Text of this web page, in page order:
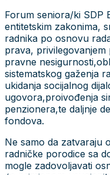
Forum seniora/ki SDP
entitetskim zakonima,
radnika po osnovu
prava, privilegovanjem
pravne
sistematskog gaženja
ukidanja socijalnog
ugovora,proivođenja
penzionera,te daljnje
fondova.
Ne samo da zatvaraju
radničke porodice sa
mogle zadovoljavati